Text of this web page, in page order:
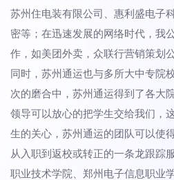
苏州住电装有限公司、惠利盛电子
密等；在迅速发展的网络时代，我
作，如美团外卖，众联行营销策划
同时，苏州通运也与多所大中专院
次的磨合中，苏州通运得到了各大
领导可以放心的把学生交给我们，
生的关心，苏州通运的团队可以使
从入职到返校或转正的一条龙跟踪
职业技术学院、郑州电子信息职业